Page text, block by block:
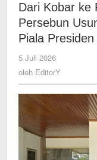
Dari Kobar ke
Persebun
Piala Presiden
5 Juli 2026
oleh EditorY